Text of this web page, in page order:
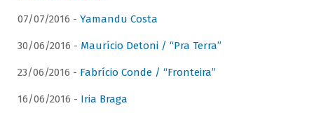
07/07/2016 - Yamandu Costa
30/06/2016 - Maurício Detoni / “Pra Terra”
23/06/2016 - Fabrício Conde / “Fronteira”
16/06/2016 - Iria Braga